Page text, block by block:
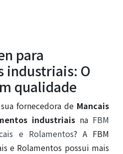
para
industriais: O
qualidade
fornecedora de Mancais
industriais na FBM
e Rolamentos? A FBM
e Rolamentos possui mais